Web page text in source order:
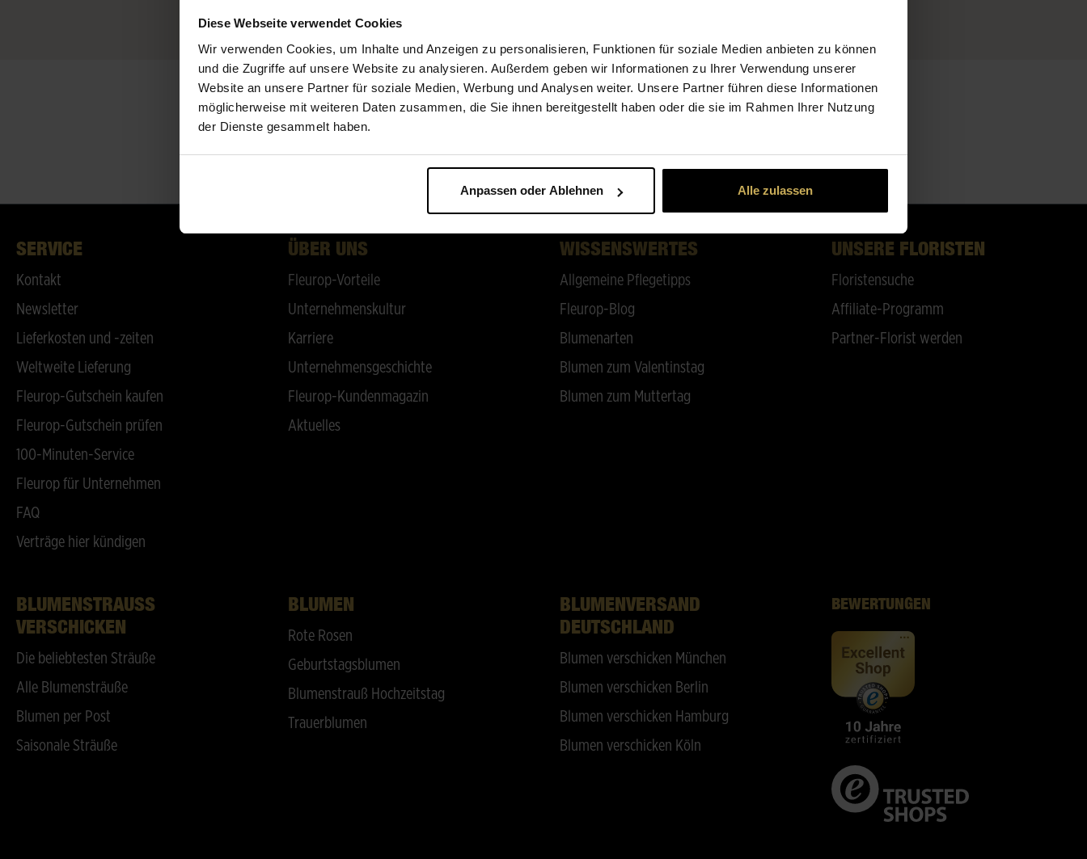
Diese Webseite verwendet Cookies
Wir verwenden Cookies, um Inhalte und Anzeigen zu personalisieren, Funktionen für soziale Medien anbieten zu können
und die Zugriffe auf unsere Website zu analysieren. Außerdem geben wir Informationen zu Ihrer Verwendung unserer
Website an unsere Partner für soziale Medien, Werbung und Analysen weiter. Unsere Partner führen diese Informationen
möglicherweise mit weiteren Daten zusammen, die Sie ihnen bereitgestellt haben oder die sie im Rahmen Ihrer Nutzung
der Dienste gesammelt haben.
Anpassen oder Ablehnen Alle zulassen
SERVICE
Kontakt
Newsletter
Lieferkosten und -zeiten
Weltweite Lieferung
Fleurop-Gutschein kaufen
Fleurop-Gutschein prüfen
100-Minuten-Service
Fleurop für Unternehmen
FAQ
Verträge hier kündigen
ÜBER UNS
Fleurop-Vorteile
Unternehmenskultur
Karriere
Unternehmensgeschichte
Fleurop-Kundenmagazin
Aktuelles
WISSENSWERTES
Allgemeine Pflegetipps
Fleurop-Blog
Blumenarten
Blumen zum Valentinstag
Blumen zum Muttertag
UNSERE FLORISTEN
Floristensuche
Affiliate-Programm
Partner-Florist werden
BLUMENSTRAUSS V
ERSCHICKEN
Die beliebtesten Sträuße
Alle Blumensträuße
Blumen per Post
Saisonale Sträuße
BLUMEN
Rote Rosen
Geburtstagsblumen
Blumenstrauß Hochzeitstag
Trauerblumen
BLUMENVERSAND
DEUTSCHLAND
Blumen verschicken München
Blumen verschicken Berlin
Blumen verschicken Hamburg
Blumen verschicken Köln
BEWERTUNGEN